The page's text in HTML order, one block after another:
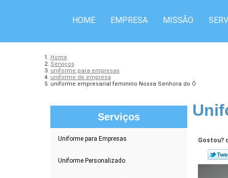
HOME EMPRESA MISSÃO
Home
Serviços
uniforme para empresas
uniforme de empresa
uniforme empresarial feminino Nossa Senhora do Ó
Serviços
Uniforme para Empresas
Uniforme Personalizado
Gostou?